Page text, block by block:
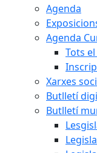
Agenda
Agenda
Tots
Xarxes
Butlletí
Butlletí